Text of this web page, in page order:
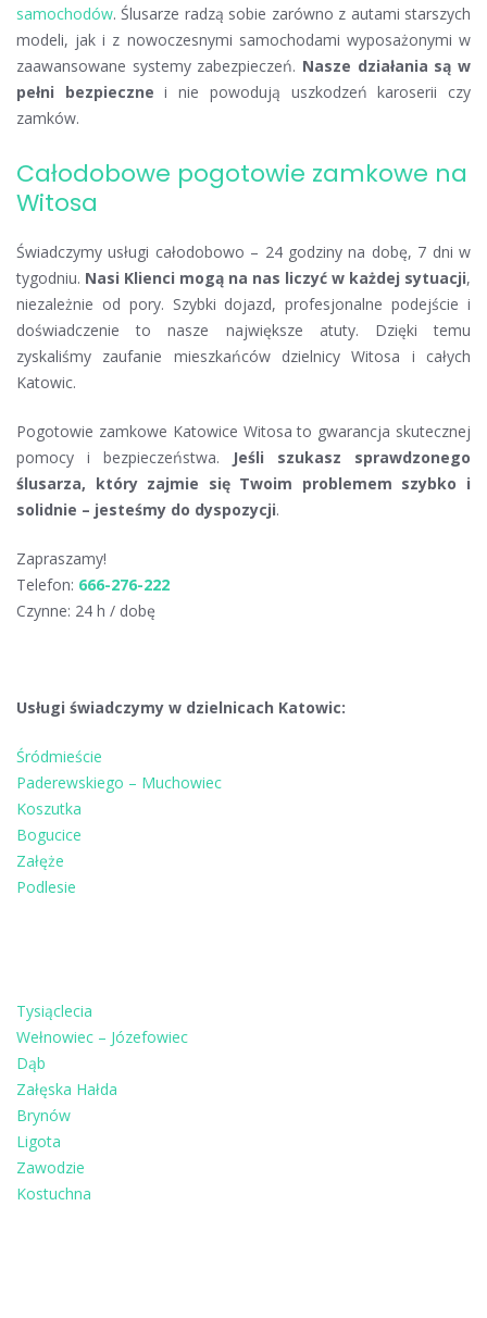
samochodów. Ślusarze radzą sobie zarówno z autami starszych
modeli, jak i z nowoczesnymi samochodami wyposażonymi w
zaawansowane systemy zabezpieczeń. Nasze działania są w
pełni bezpieczne i nie powodują uszkodzeń karoserii czy
zamków.
Całodobowe pogotowie zamkowe na
Witosa
Świadczymy usługi całodobowo – 24 godziny na dobę, 7 dni w
tygodniu. Nasi Klienci mogą na nas liczyć w każdej sytuacji,
niezależnie od pory. Szybki dojazd, profesjonalne podejście i
doświadczenie to nasze największe atuty. Dzięki temu
zyskaliśmy zaufanie mieszkańców dzielnicy Witosa i całych
Katowic.
Pogotowie zamkowe Katowice Witosa to gwarancja skutecznej
pomocy i bezpieczeństwa.
Jeśli szukasz sprawdzonego
ślusarza, który zajmie się Twoim problemem szybko i
solidnie – jesteśmy do dyspozycji.
Zapraszamy!
Telefon: 666-276-222
Czynne: 24 h / dobę
Usługi świadczymy w dzielnicach Katowic:
Śródmieście
Paderewskiego – Muchowiec
Koszutka
Bogucice
Załęże
Podlesie
Tysiąclecia
Wełnowiec – Józefowiec
Dąb
Załęska Hałda
Brynów
Ligota
Zawodzie
Kostuchna